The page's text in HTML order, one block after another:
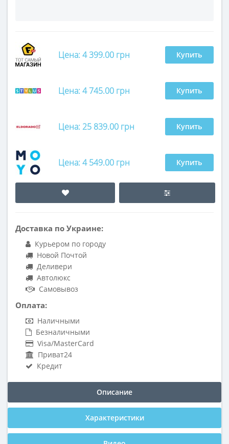
Цена: 4 399.00 грн Купить
Цена: 4 745.00 грн Купить
Цена: 25 839.00 грн Купить
Цена: 4 549.00 грн Купить
Доставка по Украине:
Курьером по городу
Новой Почтой
Деливери
Автолюкс
Самовывоз
Оплата:
Наличными
Безналичными
Visa/MasterCard
Приват24
Кредит
Описание
Характеристики